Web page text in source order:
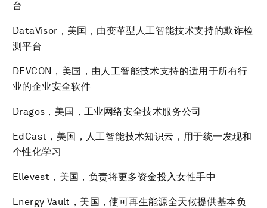
台
DataVisor，美国，由变革型人工智能技术支持的欺诈检
测平台
DEVCON，美国，由人工智能技术支持的适用于所有行
业的企业安全软件
Dragos，美国，工业网络安全技术服务公司
EdCast，美国，人工智能技术知识云，用于统一发现和
个性化学习
Ellevest，美国，负责将更多资金投入女性手中
Energy Vault，美国，使可再生能源全天候提供基本负